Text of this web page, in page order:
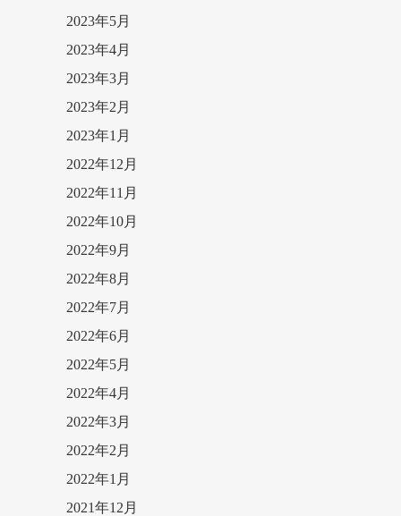
2023年5月
2023年4月
2023年3月
2023年2月
2023年1月
2022年12月
2022年11月
2022年10月
2022年9月
2022年8月
2022年7月
2022年6月
2022年5月
2022年4月
2022年3月
2022年2月
2022年1月
2021年12月